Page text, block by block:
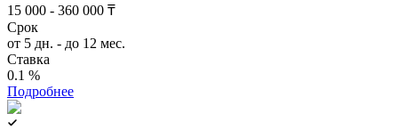
15 000 - 360 000 ₸
Срок
от 5 дн. - до 12 мес.
Ставка
0.1 %
Подробнее